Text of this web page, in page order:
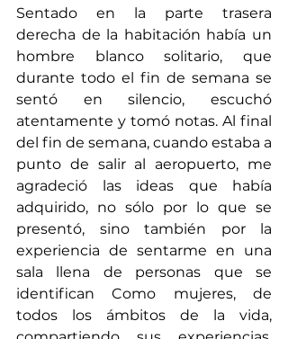
Sentado en la parte trasera
derecha de la habitación había un
hombre blanco solitario, que
durante todo el fin de semana se
sentó en silencio, escuchó
atentamente y tomó notas. Al final
del fin de semana, cuando estaba a
punto de salir al aeropuerto, me
agradeció las ideas que había
adquirido, no sólo por lo que se
presentó, sino también por la
experiencia de sentarme en una
sala llena de personas que se
identifican Como mujeres, de
todos los ámbitos de la vida,